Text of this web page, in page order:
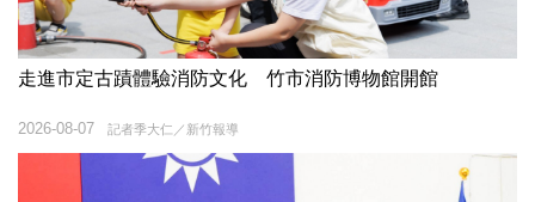
走進市定古蹟體驗消防文化 竹市消防博物館開館
記者季大仁／新竹報導
2026-08-07